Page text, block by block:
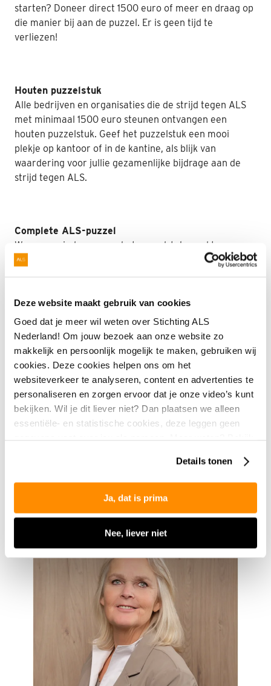
Deze website maakt gebruik van cookies
Goed dat je meer wil weten over Stichting ALS
Nederland! Om jouw bezoek aan onze website zo
makkelijk en persoonlijk mogelijk te maken, gebruiken wij
cookies. Deze cookies helpen ons om het
websiteverkeer te analyseren, content en advertenties te
personaliseren en zorgen ervoor dat je onze video’s kunt
bekijken. Wil je dit liever niet? Dan plaatsen we alleen
essentiële- en statistische cookies, deze leggen geen
Details tonen
Ja, dat is prima
Nee, liever niet
starten? Doneer direct 1500 euro of meer en draag op
die manier bij aan de puzzel. Er is geen tijd te
verliezen!
Houten puzzelstuk
Alle bedrijven en organisaties die de strijd tegen ALS
met minimaal 1500 euro steunen ontvangen een
houten puzzelstuk. Geef het puzzelstuk een mooi
plekje op kantoor of in de kantine, als blijk van
waardering voor jullie gezamenlijke bijdrage aan de
strijd tegen ALS.
Complete ALS-puzzel
We vragen iedereen om het puzzelstuk goed te
bewaren. Er komt namelijk een dag dat we een
houden jullie uiteraard op de hoogte van de
vorderingen van het onderzoek!
We gaan graag met jullie in gesprek over een
samenwerking
Zijn jullie geïnteresseerd in een samenwerking met
Stichting ALS Nederland of willen jullie meer
informatie ontvangen over de mogelijkheden om met
contact met ons op! Het zou geweldig zijn als we jullie
mogen verwelkomen!